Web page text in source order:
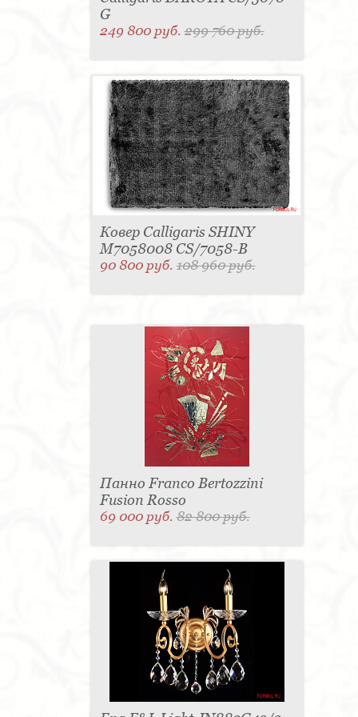
G
249 800 руб.299 760 руб.
Ковер Calligaris SHINY
M7058008 CS/7058-B
90 800 руб.108 960 руб.
Панно Franco Bertozzini
Fusion Rosso
69 000 руб.82 800 руб.